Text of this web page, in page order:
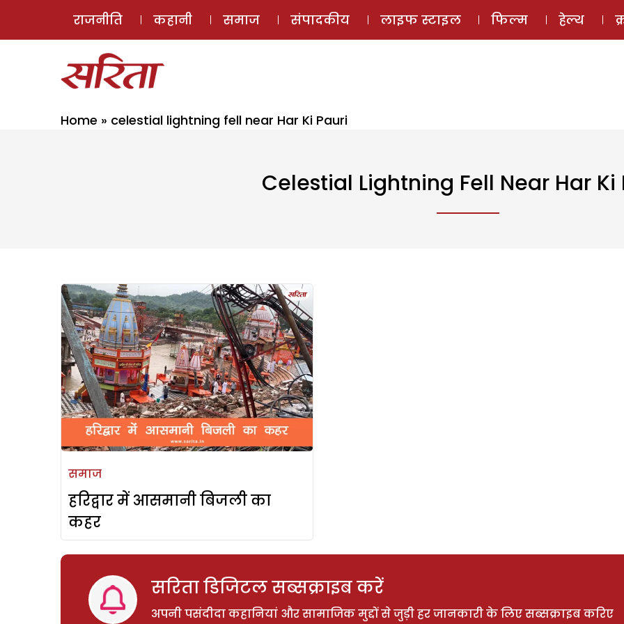
ई-मैगज़ीन
राजनीति कहानी समाज संपादकीय लाइफ स्टाइल फिल्म हेल्थ
Home » celestial lightning fell near Har Ki Pauri
Celestial Lightning Fell Near Har Ki
समाज
हरिद्वार में आसमानी बिजली का
कहर
सरिता डिजिटल सब्सक्राइब करें
अपनी पसंदीदा कहानियां और सामाजिक मुद्दों से जुड़ी हर जानकारी के लिए सब्सक्राइब करिए